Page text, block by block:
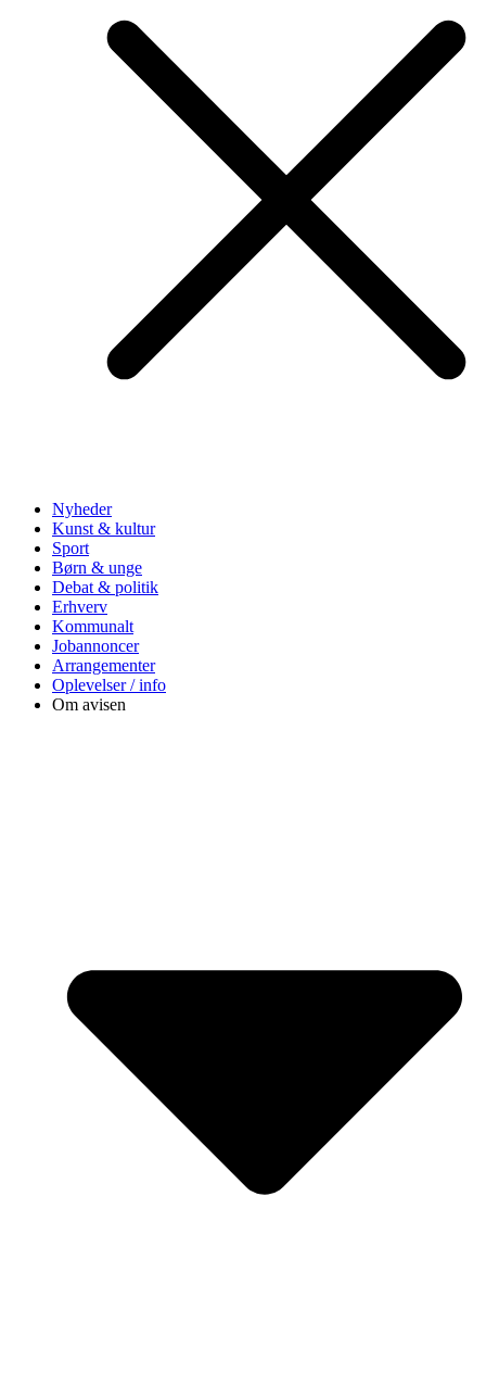
Nyheder
Kunst & kultur
Sport
Børn & unge
Debat & politik
Erhverv
Kommunalt
Jobannoncer
Arrangementer
Oplevelser / info
Om avisen